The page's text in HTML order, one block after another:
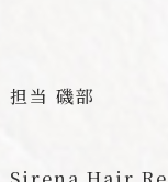
担当 磯部